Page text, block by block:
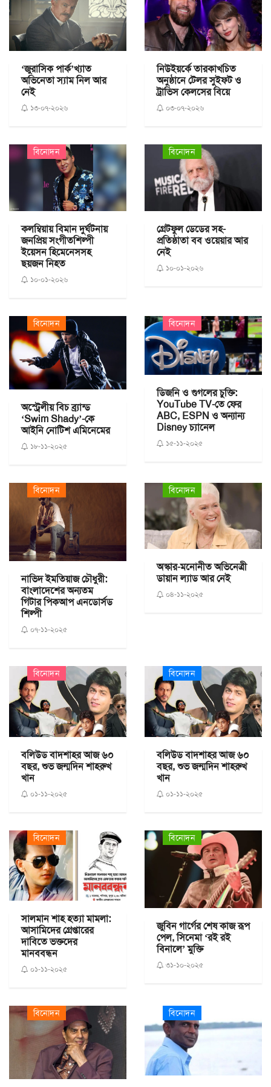
‘জুরাসিক পার্ক’খ্যাত
অভিনেতা স্যাম নিল আর
নেই
১৩-০৭-২০২৬
নিউইয়র্কে তারকাখচিত
অনুষ্ঠানে টেলর সুইফট ও
ট্রাভিস কেলসের বিয়ে
০৩-০৭-২০২৬
বিনোদন
কলম্বিয়ায় বিমান দুর্ঘটনায়
জনপ্রিয় সংগীতশিল্পী
ইয়েসন হিমেনেসসহ
ছয়জন নিহত
১০-০১-২০২৬
বিনোদন
গ্রেটফুল ডেডের সহ-
প্রতিষ্ঠাতা বব ওয়েয়ার আর
নেই
১০-০১-২০২৬
বিনোদন
অস্ট্রেলীয় বিচ ব্র্যান্ড
‘Swim Shady’-কে
আইনি নোটিশ এমিনেমের
১৮-১১-২০২৫
বিনোদন
ডিজনি ও গুগলের চুক্তি:
YouTube TV-তে ফের
ABC, ESPN ও অন্যান্য
Disney চ্যানেল
১৫-১১-২০২৫
বিনোদন
নাভিদ ইমতিয়াজ চৌধুরী:
বাংলাদেশের অন্যতম
গিটার পিকআপ এনডোর্সড
শিল্পী
০৭-১১-২০২৫
বিনোদন
অস্কার-মনোনীত অভিনেত্রী
ডায়ান ল্যাড আর নেই
০৪-১১-২০২৫
বিনোদন
বলিউড বাদশাহর আজ ৬০
বছর, শুভ জন্মদিন শাহরুখ
খান
০১-১১-২০২৫
বিনোদন
বলিউড বাদশাহর আজ ৬০
বছর, শুভ জন্মদিন শাহরুখ
খান
০১-১১-২০২৫
বিনোদন
সালমান শাহ হত্যা মামলা:
আসামিদের গ্রেপ্তারের
দাবিতে ভক্তদের
মানববন্ধন
০১-১১-২০২৫
বিনোদন
জুবিন গার্গের শেষ কাজ রূপ
পেল, সিনেমা ‘রই রই
বিনালে’ মুক্তি
৩১-১০-২০২৫
বিনোদন বিনোদন